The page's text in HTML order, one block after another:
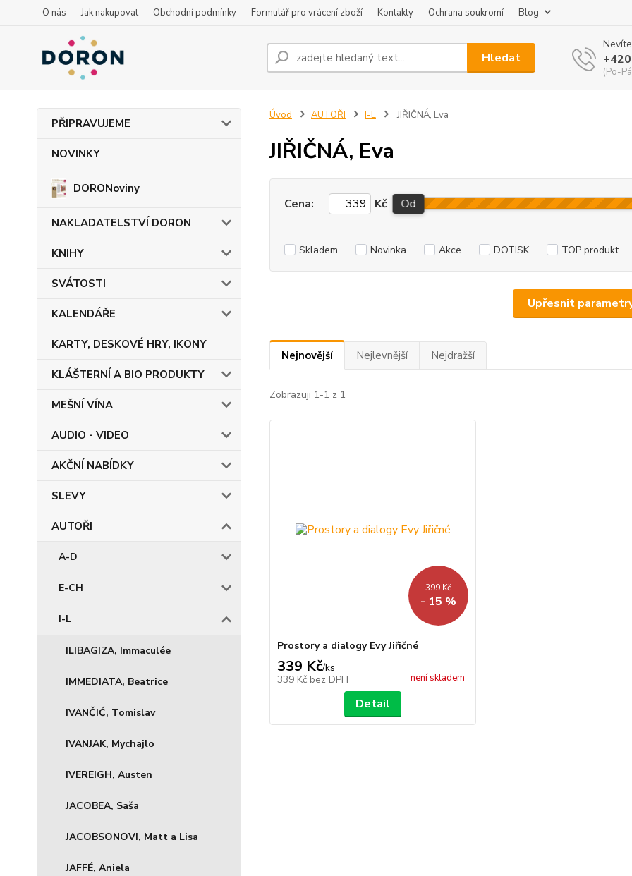
O nás Jak nakupovat Obchodní podmínky Formulář pro vrácení zboží Kontakty Ochrana soukromí Blog
Hledat
(Po-
PŘIPRAVUJEME
NOVINKY
DORONoviny
NAKLADATELSTVÍ DORON
KNIHY
SVÁTOSTI
KALENDÁŘE
KARTY, DESKOVÉ HRY, IKONY
KLÁŠTERNÍ A BIO PRODUKTY
MEŠNÍ VÍNA
AUDIO - VIDEO
AKČNÍ NABÍDKY
SLEVY
AUTOŘI
A-D
E-CH
I-L
ILIBAGIZA, Immaculée
IMMEDIATA, Beatrice
IVANČIĆ, Tomislav
IVANJAK, Mychajlo
IVEREIGH, Austen
JACOBEA, Saša
JACOBSONOVI, Matt a Lisa
JAFFÉ, Aniela
Úvod AUTOŘI I-L JIŘIČNÁ, Eva
JIŘIČNÁ, Eva
Upřesnit
Cena: Kč Od
Skladem Novinka Akce DOTISK TOP produkt
Nejnovější Nejlevnější Nejdražší
Zobrazuji 1-1 z 1
399 Kč
- 15 %
Prostory a dialogy Evy Jiřičné
339 Kč/ks
339 Kč bez DPH není skladem
Detail